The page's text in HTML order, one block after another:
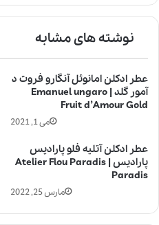
نوشته های مشابه
عطر ادکلن امانوئل آنگارو فروت د
آمور گلد | Emanuel ungaro
Fruit d’Amour Gold
می 1, 2021
عطر ادکلن آتلیه فلو پارادیس
پارادیس | Atelier Flou Paradis
Paradis
مارس 25, 2022